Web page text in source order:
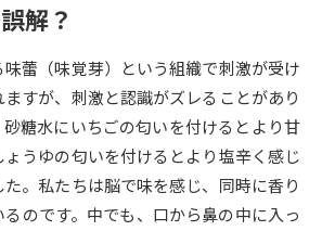
格認定
大学研究 大学検索
特徴を調べる
解？
味蕾（味覚芽）という組織で刺激が受け
すが、刺激と認識がズレることがあり
砂糖水にいちごの匂いを付けるとより甘
ょうゆの匂いを付けるとより塩辛く感じ
。私たちは脳で味を感じ、同時に香り
のです。中でも、口から鼻の中に入っ